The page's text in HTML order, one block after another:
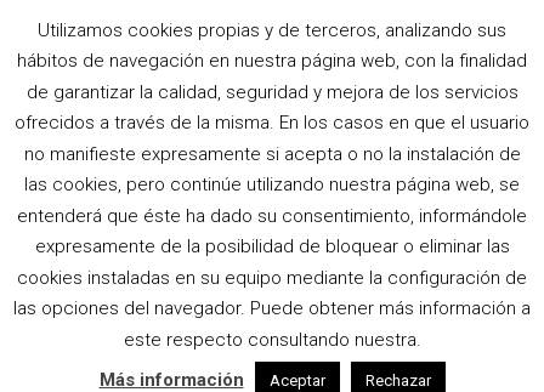
ALBUM DE FIRMAS
TAG
Utilizamos cookies propias y de terceros, analizando sus
hábitos de navegación en nuestra página web, con la finalidad
de garantizar la calidad, seguridad y mejora de los servicios
ofrecidos a través de la misma. En los casos en que el usuario
no manifieste expresamente si acepta o no la instalación de
las cookies, pero continúe utilizando nuestra página web, se
entenderá que éste ha dado su consentimiento, informándole
expresamente de la posibilidad de bloquear o eliminar las
cookies instaladas en su equipo mediante la configuración de
las opciones del navegador. Puede obtener más información a
este respecto consultando nuestra.
Más información
Aceptar Rechazar